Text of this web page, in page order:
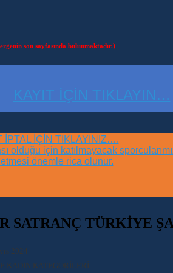
son sayfasında bulunmaktadır.)
KAYIT İÇİN TIKLAYIN…
İPTAL İÇİN TIKLAYINIZ….
olduğu için katılmayacak
önemle rica olunur.
SATRANÇ TÜRKİYE
2024
KADIN KATEGORİLERİ